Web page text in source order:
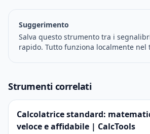
Suggerimento
Salva questo strumento tra i
rapido. Tutto funziona localmente nel
Strumenti correlati
Calcolatrice standard:
veloce e affidabile | CalcTools